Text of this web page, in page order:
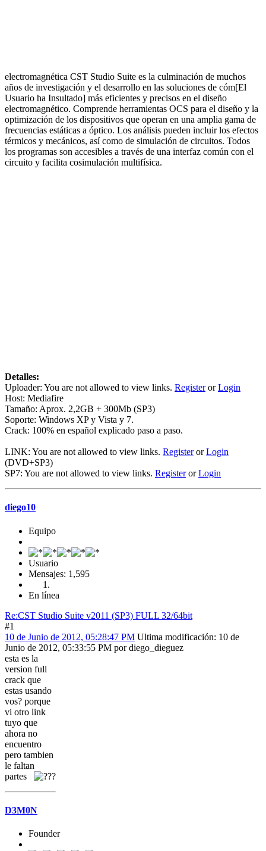
electromagnética CST Studio Suite es la culminación de muchos
años de investigación y el desarrollo en las soluciones de cóm[El
Usuario ha Insultado] más eficientes y precisos en el diseño
electromagnético. Comprende herramientas OCS para el diseño y la
optimización de los dispositivos que operan en una amplia gama de
frecuencias estáticas a óptico. Los análisis pueden incluir los efectos
térmicos y mecánicos, así como de simulación de circuitos. Todos
los programas son accesibles a través de una interfaz común con el
circuito y facilita cosimulación multifísica.
Detalles:
Uploader: You are not allowed to view links. RegisterorLogin
Host: Mediafire
Tamaño: Aprox. 2,2GB + 300Mb (SP3)
Soporte: Windows XP y Vista y 7.
Crack: 100% en español explicado paso a paso.
LINK: You are not allowed to view links. RegisterorLogin
(DVD+SP3)
SP7: You are not allowed to view links. RegisterorLogin
diego10
Equipo
Usuario
Mensajes: 1,595
En línea
Re:CST Studio Suite v2011 (SP3) FULL 32/64bit
#1
10 de Junio de 2012, 05:28:47 PM Ultima modificación: 10 de
Junio de 2012, 05:33:55 PM por diego_dieguez
esta es la
version full
crack que
estas usando
vos? porque
vi otro link
tuyo que
ahora no
encuentro
pero tambien
le faltan
partes
D3M0N
Founder